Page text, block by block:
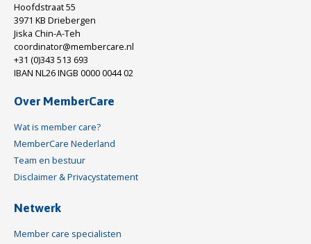
Hoofdstraat 55
3971 KB Driebergen
Jiska Chin-A-Teh
coordinator@membercare.nl
+31 (0)343 513 693
IBAN NL26 INGB 0000 0044 02
Over MemberCare
Wat is member care?
MemberCare Nederland
Team en bestuur
Disclaimer & Privacystatement
Netwerk
Member care specialisten